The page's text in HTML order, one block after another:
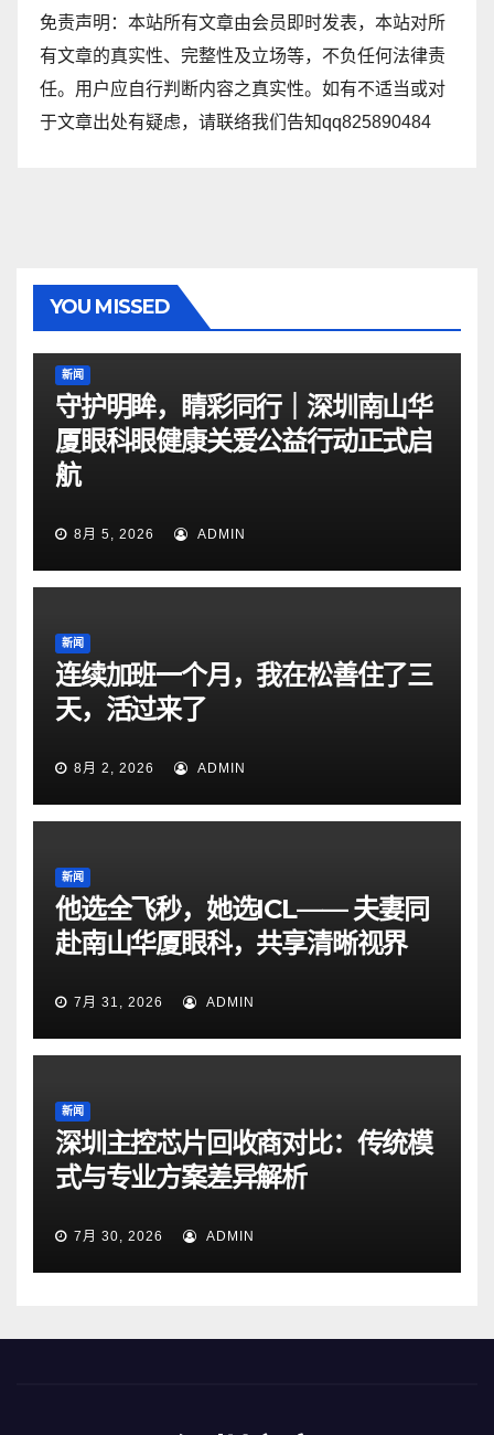
免责声明：本站所有文章由会员即时发表，本站对所
有文章的真实性、完整性及立场等，不负任何法律责
任。用户应自行判断内容之真实性。如有不适当或对
于文章出处有疑虑，请联络我们告知qq825890484
YOU MISSED
新闻
守护明眸，睛彩同行｜深圳南山华
厦眼科眼健康关爱公益行动正式启
航
8月 5, 2026 ADMIN
新闻
连续加班一个月，我在松善住了三
天，活过来了
8月 2, 2026 ADMIN
新闻
他选全飞秒，她选ICL—— 夫妻同
赴南山华厦眼科，共享清晰视界
7月 31, 2026 ADMIN
新闻
深圳主控芯片回收商对比：传统模
式与专业方案差异解析
7月 30, 2026 ADMIN